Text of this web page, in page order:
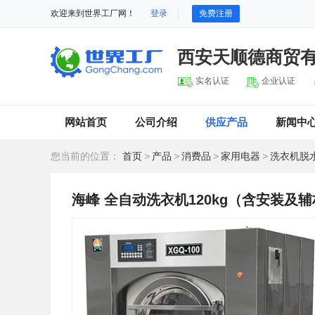
欢迎来到世界工厂网！ 登录 免费注册
西安天顺德商贸
实名认证 企业认证
网站首页 公司介绍 供应产品 新闻中
您当前的位置： 首页 > 产品 >消费品 >家用电器 >洗衣机脱
海峰 全自动洗衣机120kg（含安装及